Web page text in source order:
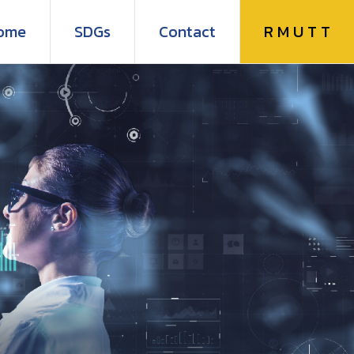
SDGs Contact R M U T T